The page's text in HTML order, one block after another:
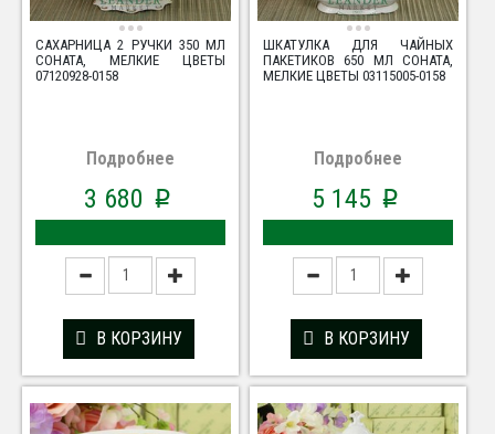
САХАРНИЦА 2 РУЧКИ 350 МЛ
СОНАТА, МЕЛКИЕ ЦВЕТЫ
07120928-0158
Подробнее
3 680 p
В КОРЗИНУ
ШКАТУЛКА ДЛЯ ЧАЙНЫХ
ПАКЕТИКОВ 650 МЛ СОНАТА,
МЕЛКИЕ ЦВЕТЫ 03115005-0158
Подробнее
5 145 p
В КОРЗИНУ